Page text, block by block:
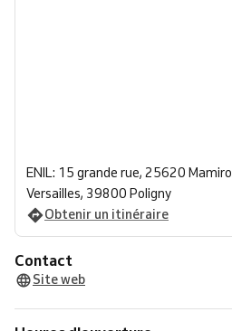
ENIL: 15 grande rue, 25620
Versailles, 39800 Poligny
Obtenir un itinéraire
Contact
Site web